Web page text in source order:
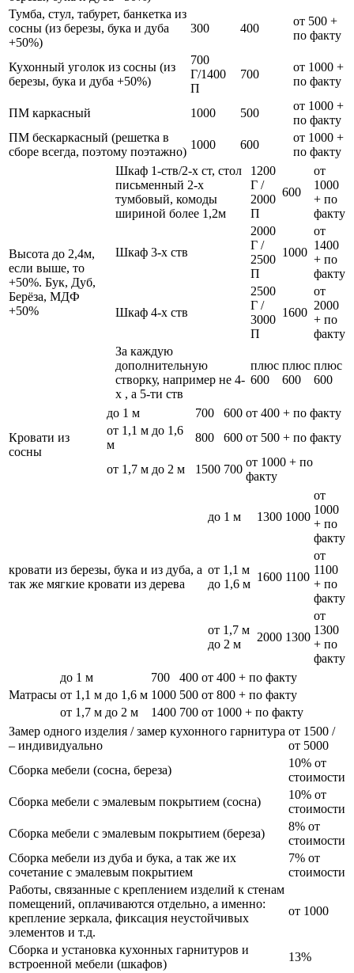
Тумба, стул, табурет, банкетка из
сосны (из березы, бука и дуба
+50%)
300 400
от 500 +
по факту
Кухонный уголок из сосны (из
березы, бука и дуба +50%)
700
Г/1400
П
700
от 1000 +
по факту
ПМ каркасный 1000 500
от 1000 +
по факту
ПМ бескаркасный (решетка в
сборе всегда, поэтому поэтажно)
1000 600
от 1000 +
по факту
Высота до 2,4м,
если выше, то
+50%. Бук, Дуб,
Берёза, МДФ
+50%
Шкаф 1-ств/2-х ст, стол
письменный 2-х
тумбовый, комоды
шириной более 1,2м
1200
Г /
2000
П
600
от
1000
+ по
факту
Шкаф 3-х ств
2000
Г /
2500
П
1000
от
1400
+ по
факту
Шкаф 4-х ств
2500
Г /
3000
П
1600
от
2000
+ по
факту
За каждую
дополнительную
створку, например не 4-
х , а 5-ти ств
плюс
600
плюс
600
плюс
600
Кровати из
сосны
до 1 м 700 600 от 400 + по факту
от 1,1 м до 1,6
м
800 600 от 500 + по факту
от 1,7 м до 2 м 1500 700
от 1000 + по
факту
кровати из березы, бука и из дуба, а
так же мягкие кровати из дерева
до 1 м 1300 1000
от
1000
+ по
факту
от 1,1 м
до 1,6 м
1600 1100
от
1100
+ по
факту
от 1,7 м
до 2 м
2000 1300
от
1300
+ по
факту
Матрасы
до 1 м 700 400 от 400 + по факту
от 1,1 м до 1,6 м 1000 500 от 800 + по факту
от 1,7 м до 2 м
1400 700 от 1000 + по факту
Замер одного изделия / замер кухонного гарнитура
– индивидуально
от 1500 /
от 5000
Сборка мебели (сосна, береза)
10% от
стоимости
Сборка мебели с эмалевым покрытием (сосна)
10% от
стоимости
Сборка мебели с эмалевым покрытием (береза)
8% от
стоимости
Сборка мебели из дуба и бука, а так же их
сочетание с эмалевым покрытием
7% от
стоимости
Работы, связанные с креплением изделий к стенам
помещений, оплачиваются отдельно, а именно:
крепление зеркала, фиксация неустойчивых
элементов и т.д.
от 1000
Сборка и установка кухонных гарнитуров и
встроенной мебели (шкафов)
13%